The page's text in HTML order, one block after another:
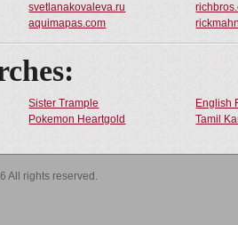
svetlanakovaleva.ru
aquimapas.com
Sister Trample
English
Pokemon Heartgold Tamil
All rights reserved.